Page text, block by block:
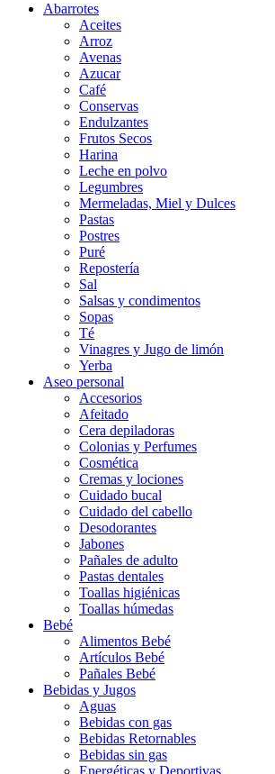
Abarrotes
Aceites
Arroz
Avenas
Azucar
Café
Conservas
Endulzantes
Frutos Secos
Harina
Leche en polvo
Legumbres
Mermeladas, Miel y Dulces
Pastas
Postres
Puré
Repostería
Sal
Salsas y condimentos
Sopas
Té
Vinagres y Jugo de limón
Yerba
Aseo personal
Accesorios
Afeitado
Cera depiladoras
Colonias y Perfumes
Cosmética
Cremas y lociones
Cuidado bucal
Cuidado del cabello
Desodorantes
Jabones
Pañales de adulto
Pastas dentales
Toallas higiénicas
Toallas húmedas
Bebé
Alimentos Bebé
Artículos Bebé
Pañales Bebé
Bebidas y Jugos
Aguas
Bebidas con gas
Bebidas Retornables
Bebidas sin gas
Energéticas y Deportivas